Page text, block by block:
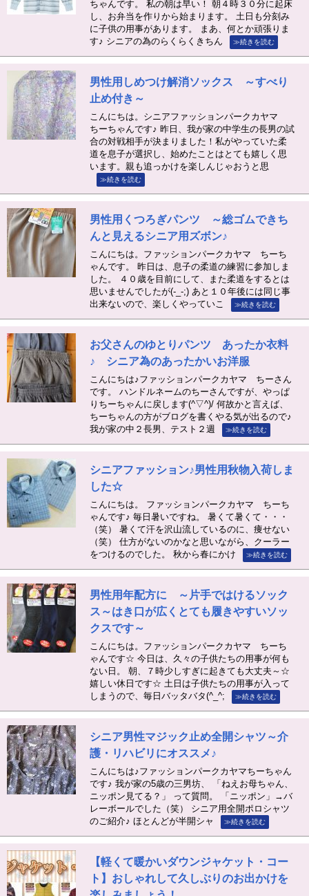
ちゃんです。 私の朝は早い！ 朝４時３０分に起床
し、お弁当を作りから始まります。 土日も分刻み
に子供の用事があります。 まあ、何とか頑張りま
す♪ シニアの為のらくらくきちん
≫続きを読む
男性用しめつけ解消ソックス ～すべり
止め付き～
こんにちは。シニアファッションパークカヤマ
ちーちゃんです♪ 昨日、我が家の中学生の長男の試
合の対戦相手が決まりました！私がやっていた柔
道を息子が選択し、始めたことはとても嬉しく思
います。親も追っかけを楽しんじゃおうと思
≫続きを読む
男性用くつろぎパンツ ～総ゴムできち
んと見えるシニア用ズボン♪
こんにちは。ファッションパークカヤマ ちーち
ゃんです。 昨日は、息子の柔道の練習に参加しま
した。 ４０歳を目前にして、また柔道をするとは
思いませんでしたが(-_-;) あと１０年後には同じ事
出来ないので、楽しくやっていこ
≫続きを読む
お父さんのゆとりパンツ あったか衣料
♪ シニア為のあったかいお洋服
こんにちは♪ファッションパークカヤマ ちーさん
です。 ハンドルネームのちーさんですが、やっぱ
りちーちゃんに戻します(^▽^)/ 何故かと言えば、
ちーちゃんの方がブログを書くやる気が出るので♪
我が家の中２長男、テスト２週
≫続きを読む
シニアファッション♪男性用秋物入荷しま
した☆
こんにちは。 ファッションパークカヤマ ちーち
ゃんです♪ 毎日暑いですね。 暑くて暑くて・・・
（笑） 暑くて汗を沢山流しているのに、痩せない
（笑） 仕方がないのかなと思いながら、クーラー
をつけるのでした。 秋から春にかけ
≫続きを読む
男性用年配方に ～片手ではけるソック
ス～はき口が広くとても履きやすいソッ
クスです～
こんにちは。ファッションパークカヤマ ちーち
ゃんです☆ 今日は、久々の子供たちの用事が何も
ない日。 朝、７時少しすぎに起きても大丈夫～☆
嬉しい休日です☆ 土日は子供たちの用事が入って
しまうので、毎日バッタバタ(^_^;
≫続きを読む
シニア男性マジック止め全開シャツ～介
護・リハビリにオススメ♪
こんにちは♪ファッションパークカヤマちーちゃん
です♪ 我が家の5歳の三男坊、 「ねえお母ちゃん、
ニッポン見てる？」 って質問。 「ニッポン」→バ
レーボールでした（笑） シニア用全開ポロシャツ
のご紹介♪ ほとんどが半開シャ
≫続きを読む
【軽くて暖かいダウンジャケット・コー
ト】おしゃれして久しぶりのお出かけを